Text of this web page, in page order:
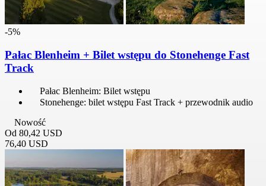
-5%
Pałac Blenheim + Bilet wstępu do Stonehenge Fast
Track
Pałac Blenheim: Bilet wstępu
Stonehenge: bilet wstępu Fast Track + przewodnik audio
Nowość
Od 80,42 USD
76,40 USD